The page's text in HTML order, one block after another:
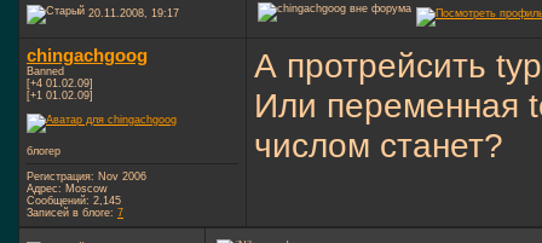
20.11.2008, 19:17
chingachgoog
Banned
[+4 01.02.09]
[+1 01.02.09]
блогер
Регистрация: Nov 2006
Адрес: Moscow
Сообщений: 2,145
Записей в блоге: 7
А протрейсить
Или переменная
числом станет?